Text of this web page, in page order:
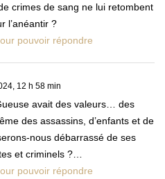
crimes de sang ne lui retombent
l’anéantir ?
pouvoir répondre
12 h 58 min
avait des valeurs… des
des assassins, d’enfants et de
nous débarrassé de ses
et criminels ?…
pouvoir répondre